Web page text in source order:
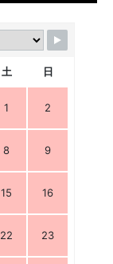
土 日
1 2
8 9
15 16
22 23